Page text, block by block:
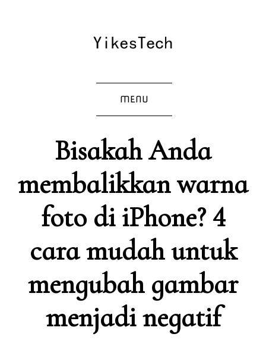
MENU
Bisakah Anda
membalikkan warna
foto di iPhone? 4
cara mudah untuk
mengubah gambar
menjadi negatif